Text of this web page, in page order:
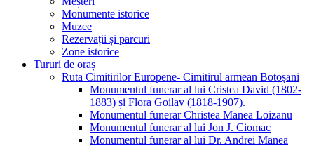
Monumente istorice
Muzee
Rezervații și parcuri
Zone istorice
Tururi de oraș
Ruta Cimitirilor Europene- Cimitirul armean Botoșani
Monumentul funerar al lui Cristea David (1802-
1883) și Flora Goilav (1818-1907).
Monumentul funerar Christea Manea Loizanu
Monumentul funerar al lui Jon J. Ciomac
Monumentul funerar al lui Dr. Andrei Manea